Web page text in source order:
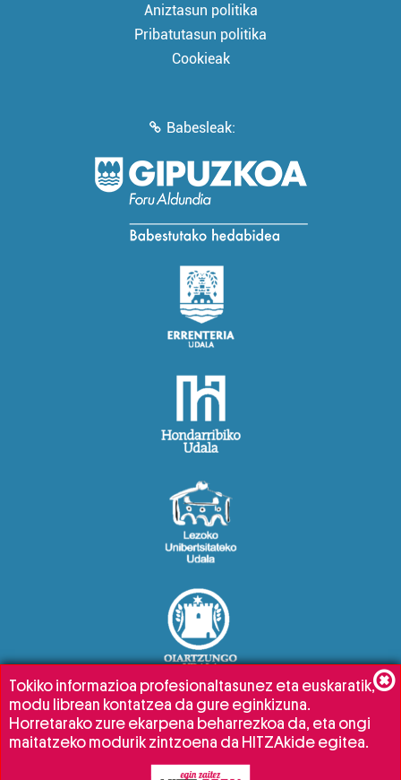
Aniztasun politika
Pribatutasun politika
Cookieak
Babesleak:
Tokiko informazioa profesionaltasunez eta euskaratik,
modu librean kontatzea da gure eginkizuna.
Horretarako zure ekarpena beharrezkoa da, eta ongi
maitatzeko modurik zintzoena da HITZAkide egitea.